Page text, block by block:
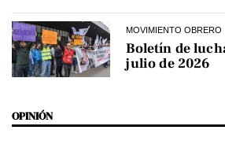
MOVIMIENTO OBRERO
Boletín de
julio de 2026
OPINIÓN